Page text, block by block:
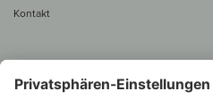
Kontakt